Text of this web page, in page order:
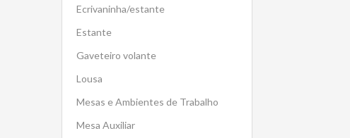
Ecrivaninha/estante
Estante
Gaveteiro volante
Lousa
Mesas e Ambientes de Trabalho
Mesa Auxiliar